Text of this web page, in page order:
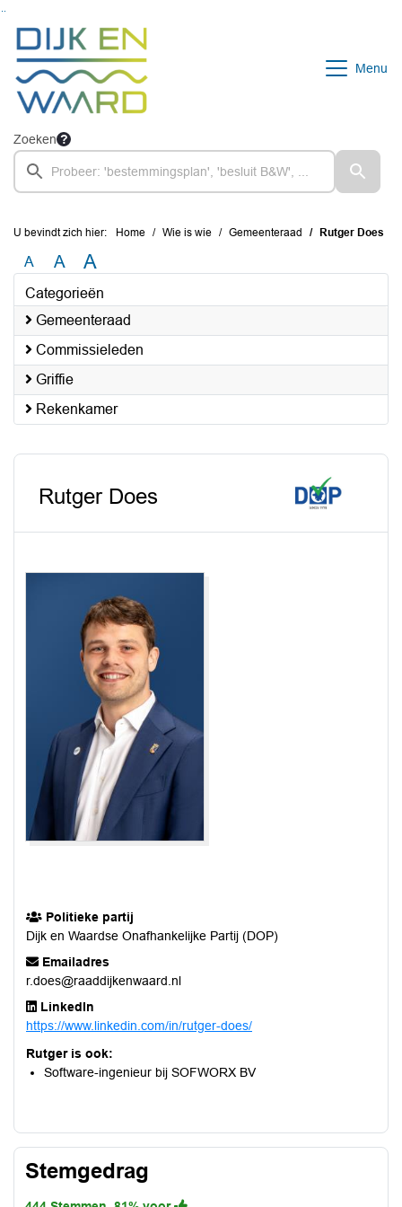
Menu
Zoeken
U bevindt zich hier: Home Wie is wie Gemeenteraad Rutger Does
A A A
Categorieën
Gemeenteraad
Commissieleden
Griffie
Rekenkamer
Rutger Does
Politieke partij
Dijk en Waardse Onafhankelijke Partij (DOP)
Emailadres
r.does@raaddijkenwaard.nl
LinkedIn
https://www.linkedin.com/in/rutger-does/
Rutger is ook:
Software-ingenieur bij SOFWORX BV
Stemgedrag